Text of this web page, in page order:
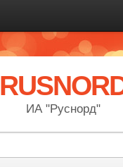
ИА "Руснорд"